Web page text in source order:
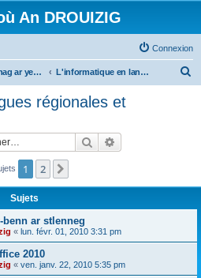
An DROUIZIG
Connexion
Ar stlenneg hag ar yezhoù bihan er bed a-bezh L'informatique en langues régionales et minoritaires
c
r
régionales et
Rechercher
1 2
Sujets
ar stlenneg
« lun. févr. 01, 2010 3:31 pm
2010
« ven. janv. 22, 2010 5:35 pm